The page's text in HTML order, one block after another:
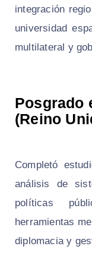
integración
universidad
multilateral y
Posgrado
(Reino
Completó
análisis de
políticas
herramientas
diplomacia y